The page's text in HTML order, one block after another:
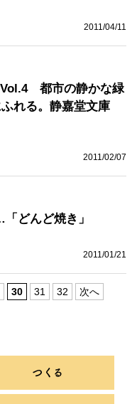
2011/04/11
Vol.4 都市の静かな緑
れる。静嘉堂文庫
2011/02/07
どんど焼き」
2011/01/21
30 31 32 次へ